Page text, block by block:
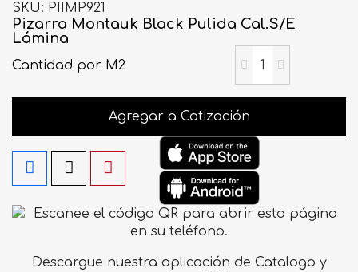
SKU PIIMP921
Pizarra Montauk Black Pulida Cal.S/E
Lámina
Cantidad por M2
Agregar a Cotización
Descargue nuestra aplicación de Catalogo y